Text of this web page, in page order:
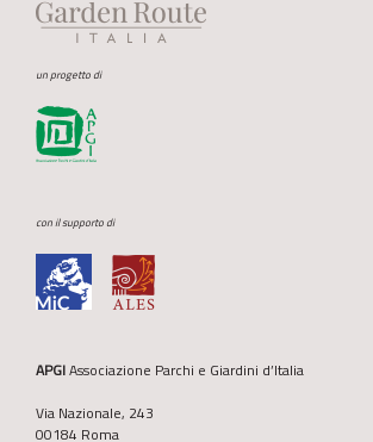
un progetto di
con il supporto di
APGIAssociazione Parchi e Giardini d’Italia
Via Nazionale, 243
00184 Roma